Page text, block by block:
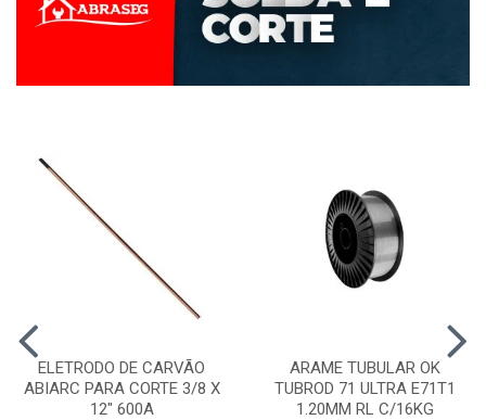
ELETRODO DE CARVÃO
ABIARC PARA CORTE 3/8 X
12" 600A
ARAME TUBULAR OK
TUBROD 71 ULTRA E71T1
1.20MM RL C/16KG